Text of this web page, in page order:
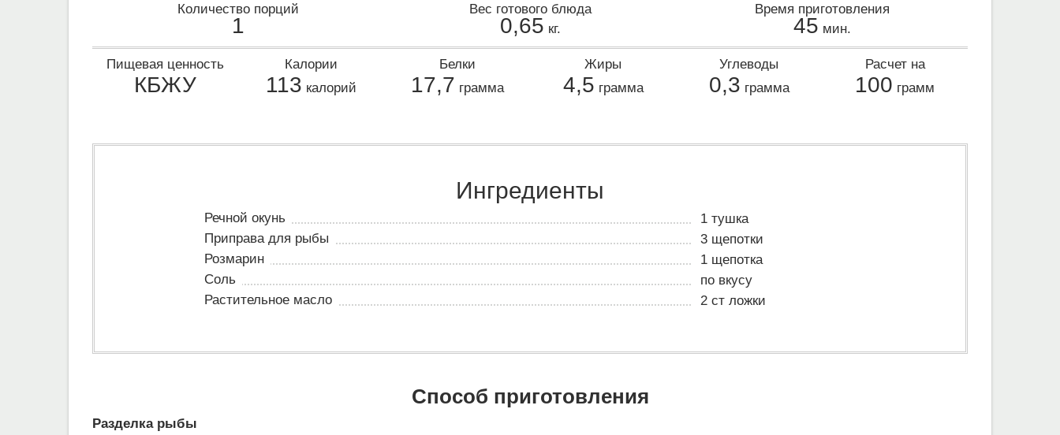
Количество порций
1
Вес готового блюда
0,65 кг.
Время приготовления
45 мин.
Пищевая ценность
КБЖУ
Калории
113 калорий
Белки
17,7 грамма
Жиры
4,5 грамма
Углеводы
0,3 грамма
Расчет на
100 грамм
Ингредиенты
Речной окунь
1 тушка
Приправа для рыбы
3 щепотки
Розмарин
1 щепотка
Соль
по вкусу
Растительное масло
2 ст ложки
Способ приготовления
Разделка рыбы